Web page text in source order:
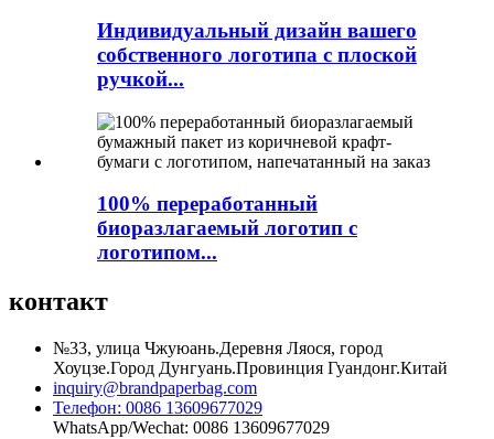
Индивидуальный дизайн вашего
собственного логотипа с плоской
ручкой...
100% переработанный
биоразлагаемый логотип с
логотипом...
контакт
№33, улица Чжуюань.Деревня Ляося, город
Хоуцзе.Город Дунгуань.Провинция Гуандонг.Китай
inquiry@brandpaperbag.com
Телефон: 0086 13609677029
WhatsApp/Wechat: 0086 13609677029